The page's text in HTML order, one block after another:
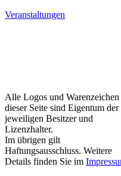
Veranstaltungen
Alle Logos und Warenzeichen
dieser Seite sind Eigentum der
jeweiligen Besitzer und
Lizenzhalter.
Im übrigen gilt
Haftungsausschluss. Weitere
Details finden Sie im